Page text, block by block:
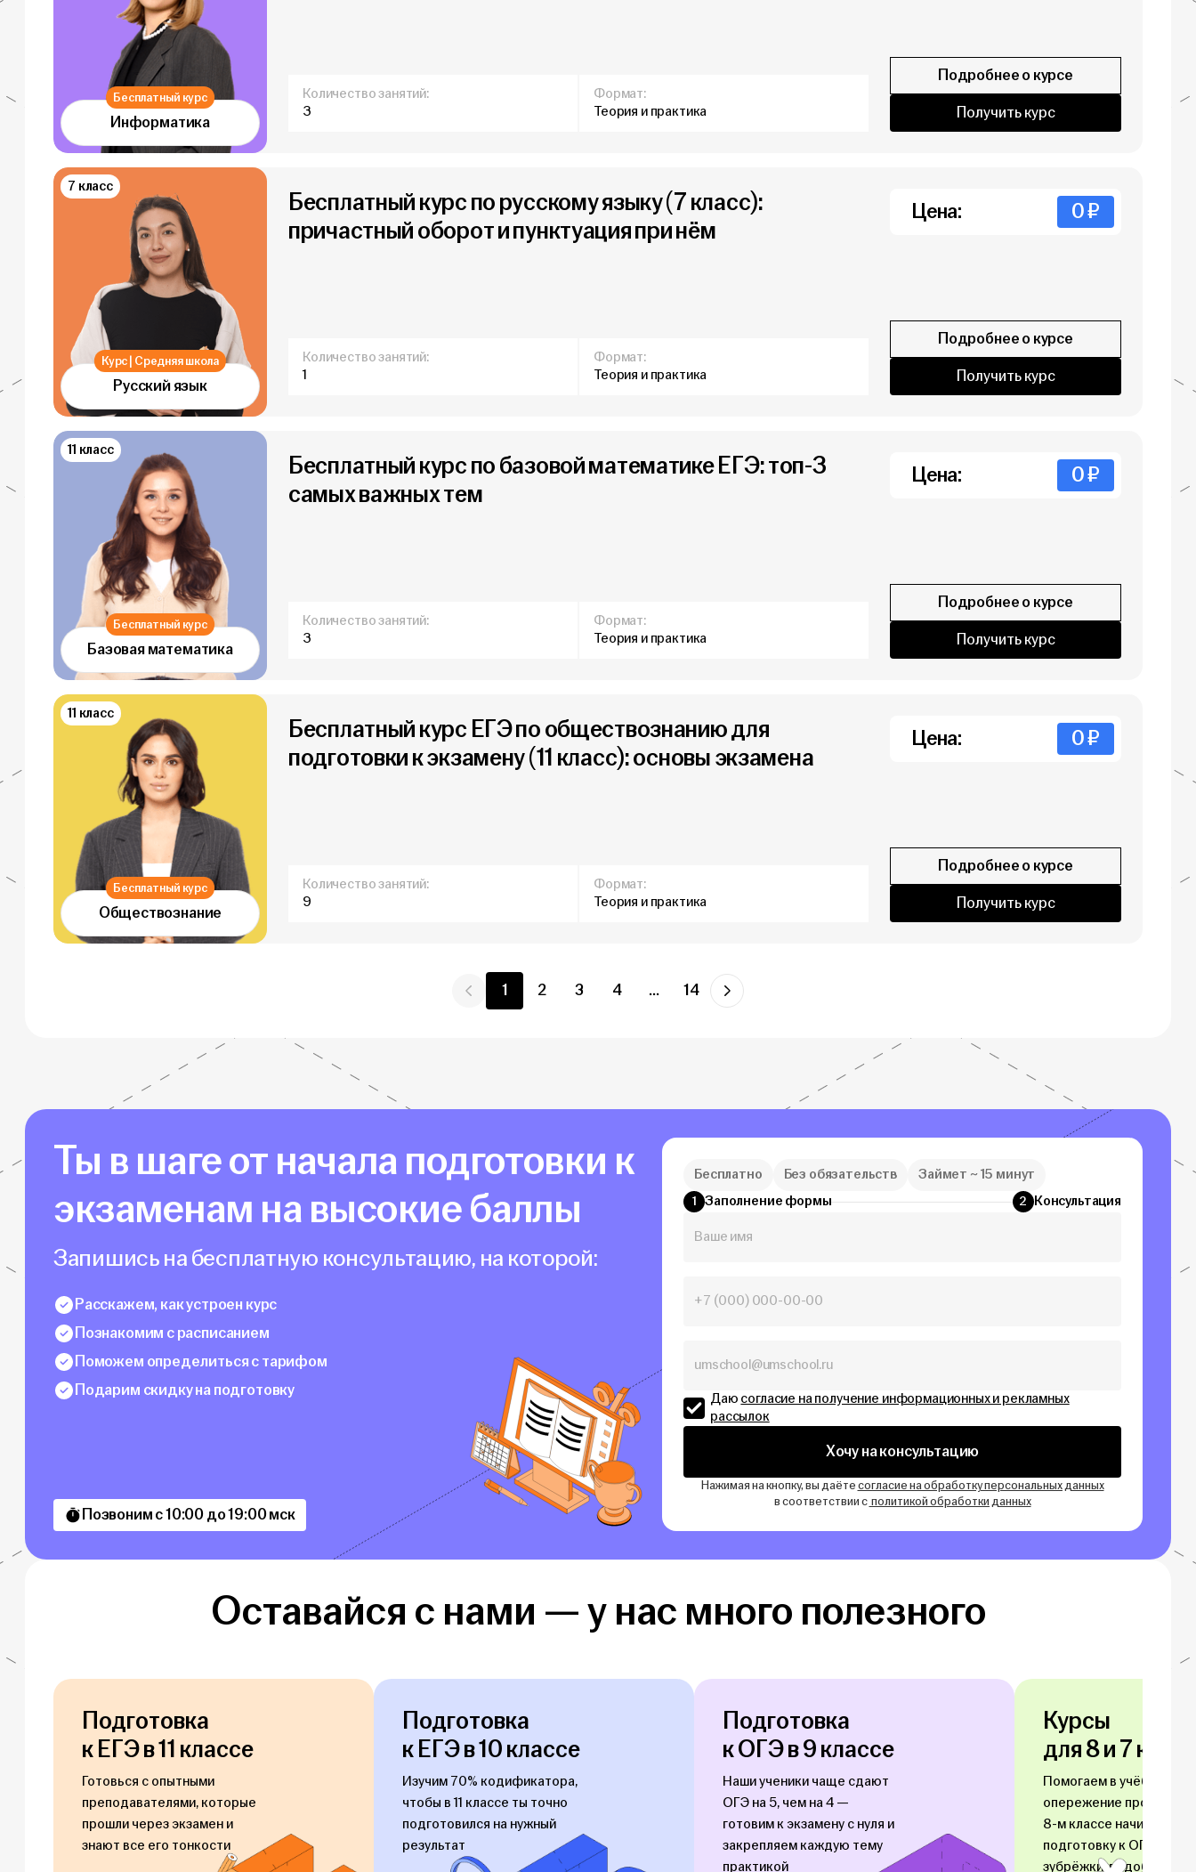
Информатика
Бесплатный курс
Количество занятий:
3
Формат:
Теория и практика
Подробнее о курсе
Получить курс
Русский язык
Курс | Средняя школа
7 класс
Бесплатный курс по русскому языку (7 класс):
причастный оборот и пунктуация при нём
Количество занятий:
1
Формат:
Теория и практика
Цена: 0 ₽
Подробнее о курсе
Получить курс
Базовая математика
Бесплатный курс
11 класс
Бесплатный курс по базовой математике ЕГЭ: топ-3
самых важных тем
Количество занятий:
3
Формат:
Теория и практика
Цена: 0 ₽
Подробнее о курсе
Получить курс
Обществознание
Бесплатный курс
11 класс
Бесплатный курс ЕГЭ по обществознанию для
подготовки к экзамену (11 класс): основы экзамена
Количество занятий:
9
Формат:
Теория и практика
Цена: 0 ₽
Подробнее о курсе
Получить курс
1 2 3 4 ... 14
Ты в шаге от начала подготовки к
экзаменам на высокие баллы
Запишись на бесплатную консультацию, на которой:
Расскажем, как устроен курс
Познакомим с расписанием
Поможем определиться с тарифом
Подарим скидку на подготовку
Бесплатно Без обязательств Займет ~ 15 минут
1 Заполнение формы 2 Консультация
Даю согласие на получение информационных и рекламных
рассылок
Хочу на консультацию
Нажимая на кнопку, вы даётесогласие на обработку персональных данных
в соответствии с политикой обработки данных
Позвоним с 10:00 до 19:00 мск
Оставайся с нами — у нас много полезного
Подготовка
к ЕГЭ в 11 классе
Готовься с опытными
преподавателями, которые
прошли через экзамен и
знают все его тонкости
Подготовка
к ЕГЭ в 10 классе
Изучим 70% кодификатора,
чтобы в 11 классе ты точно
подготовился на нужный
результат
Подготовка
к ОГЭ в 9 классе
Наши ученики чаще сдают
ОГЭ на 5, чем на 4 —
готовим к экзамену с нуля и
закрепляем каждую тему
практикой
Курсы
для 8 и 7
Помогаем в учёбе и
опережение
8-м классе начинаем
подготовку к ОГЭ без
зубрёжки, в удобном